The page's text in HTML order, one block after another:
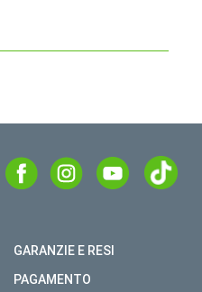
GARANZIE E RESI
PAGAMENTO